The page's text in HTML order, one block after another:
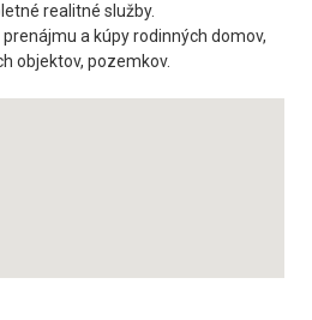
realitné služby.
a kúpy rodinných domov,
objektov, pozemkov.